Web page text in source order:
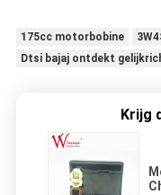
175cc motorbobine
Dtsi bajaj ontdekt
Krijg